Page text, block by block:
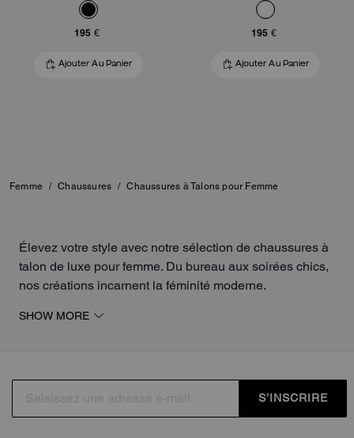
195 €
Ajouter Au Panier
195 €
Ajouter Au Panier
Femme / Chaussures / Chaussures à Talons pour Femme
Élevez votre style avec notre sélection de chaussures à
talon de luxe pour femme. Du bureau aux soirées chics,
nos créations incarnent la féminité moderne.
design intemporel ou osez les sandales à talons pour
l'élégance caractéristique de la marque COACH®.
SHOW MORE
S’INSCRIRE